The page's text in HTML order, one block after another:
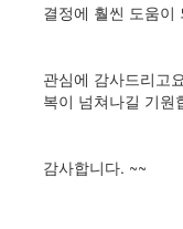
결정에 훨씬 도움이
관심에 감사드리고
복이 넘쳐나길 기원
감사합니다. ~~